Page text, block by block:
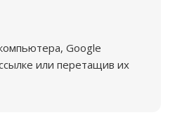
Google
или перетащив их